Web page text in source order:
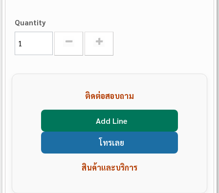
Quantity
ติดต่อสอบถาม
Add Line
โทรเลย
สินค้าและบริการ